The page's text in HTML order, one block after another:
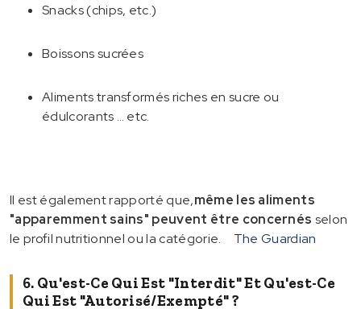
Snacks (chips, etc.)
Boissons sucrées
Aliments transformés riches en sucre ou
édulcorants … etc.
Il est également rapporté que,même les aliments
"apparemment sains" peuvent être concernés selon
le profil nutritionnel ou la catégorie.
The Guardian
6. Qu'est-Ce Qui Est "interdit" Et Qu'est-Ce
Qui Est "autorisé/exempté" ?